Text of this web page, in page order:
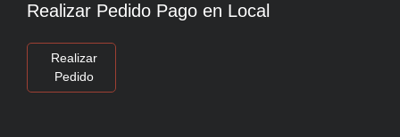
Realizar Pedido Pago en Local
Realizar
Pedido